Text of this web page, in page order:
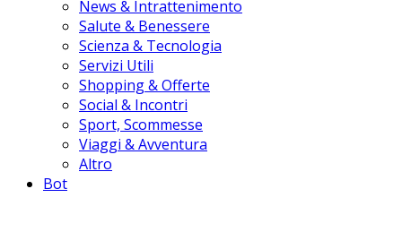
News & Intrattenimento
Salute & Benessere
Scienza & Tecnologia
Servizi Utili
Shopping & Offerte
Social & Incontri
Sport, Scommesse
Viaggi & Avventura
Altro
Bot